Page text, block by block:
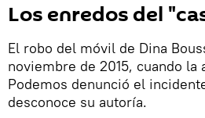
Los enredos del
El robo del móvil de Dina
noviembre de 2015, cuando la
Podemos denunció el
desconoce su autoría.